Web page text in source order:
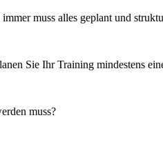
muss alles geplant und
Sie Ihr Training mindestens
muss?